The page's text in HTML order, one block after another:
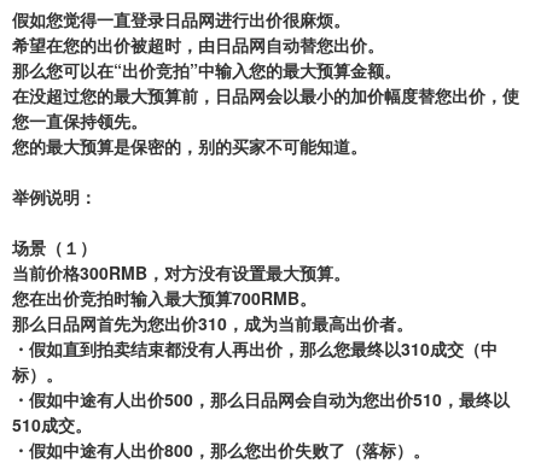
假如您觉得一直登录日品网进行出价很麻烦。
希望在您的出价被超时，由日品网自动替您出价。
那么您可以在“出价竞拍”中输入您的最大预算金额。
在没超过您的最大预算前，日品网会以最小的加价幅度替您出价，使
您一直保持领先。
您的最大预算是保密的，别的买家不可能知道。
举例说明：
场景（１）
当前价格300RMB，对方没有设置最大预算。
您在出价竞拍时输入最大预算700RMB。
那么日品网首先为您出价310，成为当前最高出价者。
・假如直到拍卖结束都没有人再出价，那么您最终以310成交（中
标）。
・假如中途有人出价500，那么日品网会自动为您出价510，最终以
510成交。
・假如中途有人出价800，那么您出价失败了（落标）。